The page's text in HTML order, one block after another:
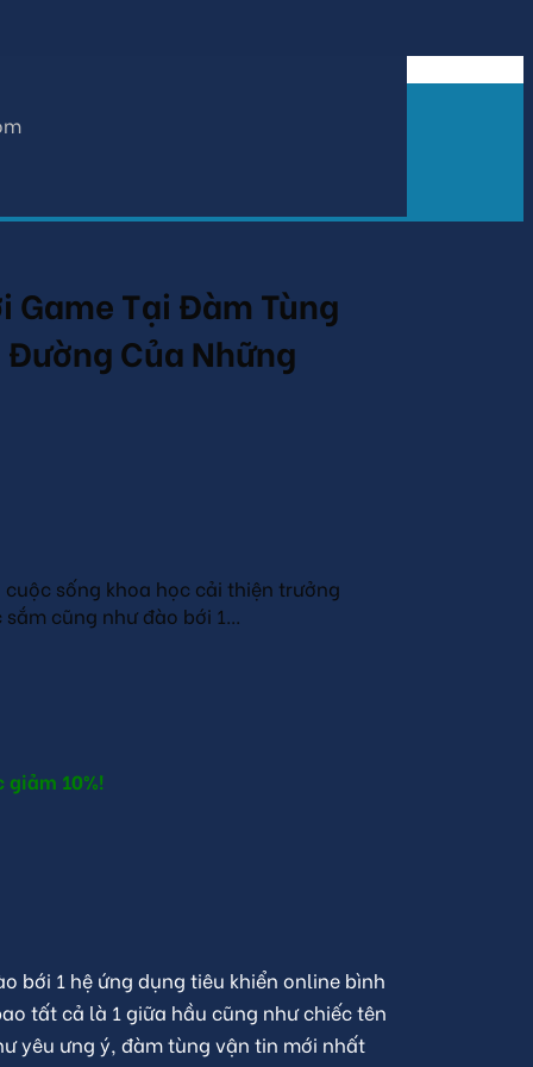
Game Tại Đàm Tùng
Của Những
sống khoa học cải thiện trưởng
cũng như đào bới 1...
10%!
bới 1 hệ ứng dụng tiêu khiển online bình
tất cả là 1 giữa hầu cũng như chiếc tên
yêu ưng ý, đàm tùng vận tin mới nhất